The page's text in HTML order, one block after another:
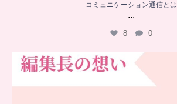
コミュニケーション通信とは
...
8 0
チアーズビューティー誕生秘話